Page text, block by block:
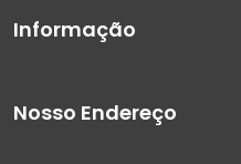
Informação
Nosso Endereço